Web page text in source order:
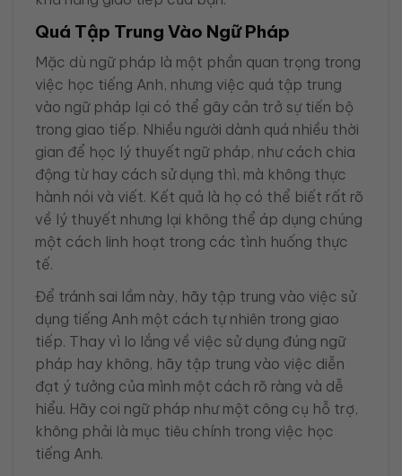
Quá Tập Trung Vào Ngữ Pháp
Mặc dù ngữ pháp là một phần quan trọng trong
việc học tiếng Anh, nhưng việc quá tập trung
vào ngữ pháp lại có thể gây cản trở sự tiến bộ
trong giao tiếp. Nhiều người dành quá nhiều thời
gian để học lý thuyết ngữ pháp, như cách chia
động từ hay cách sử dụng thì, mà không thực
hành nói và viết. Kết quả là họ có thể biết rất rõ
về lý thuyết nhưng lại không thể áp dụng chúng
một cách linh hoạt trong các tình huống thực
tế.
Để tránh sai lầm này, hãy tập trung vào việc sử
dụng tiếng Anh một cách tự nhiên trong giao
tiếp. Thay vì lo lắng về việc sử dụng đúng ngữ
pháp hay không, hãy tập trung vào việc diễn
đạt ý tưởng của mình một cách rõ ràng và dễ
hiểu. Hãy coi ngữ pháp như một công cụ hỗ trợ,
không phải là mục tiêu chính trong việc học
tiếng Anh.